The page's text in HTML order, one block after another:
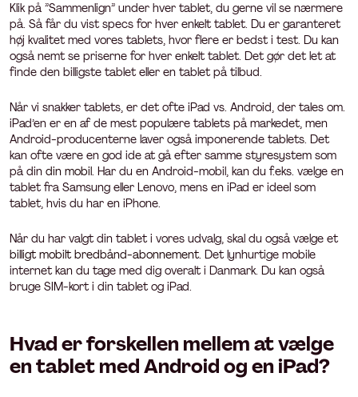
Klik på ”Sammenlign” under hver tablet, du gerne vil se nærmere
på. Så får du vist specs for hver enkelt tablet. Du er garanteret
høj kvalitet med vores tablets, hvor flere er bedst i test. Du kan
også nemt se priserne for hver enkelt tablet. Det gør det let at
finde den billigste tablet eller en tablet på tilbud.
Når vi snakker tablets, er det ofte iPad vs. Android, der tales om.
iPad’en er en af de mest populære tablets på markedet, men
Android-producenterne laver også imponerende tablets. Det
kan ofte være en god ide at gå efter samme styresystem som
på din din mobil. Har du en Android-mobil, kan du f.eks. vælge en
tablet fra Samsung eller Lenovo, mens en iPad er ideel som
tablet, hvis du har en iPhone.
Når du har valgt din tablet i vores udvalg, skal du også vælge et
billigt mobilt bredbånd-abonnement. Det lynhurtige mobile
internet kan du tage med dig overalt i Danmark. Du kan også
bruge SIM-kort i din tablet og iPad.
Hvad er forskellen mellem at vælge
en tablet med Android og en iPad?